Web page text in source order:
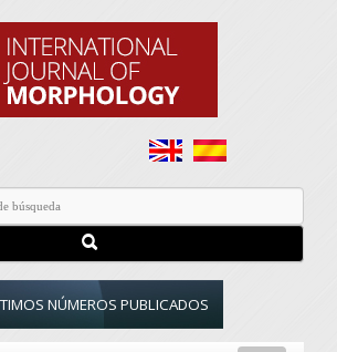
NÚMEROS PUBLICADOS